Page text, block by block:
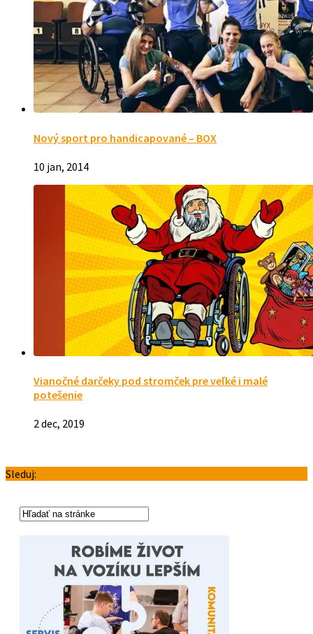
Nový sport pro handicapované – BOX
10 jan, 2014
Vianočné darčeky pod stromček pre veľké i malé
potešenie
2 dec, 2019
Sleduj: